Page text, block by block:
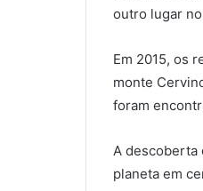
outro lugar
Em 2015, os
monte
foram
A descoberta
planeta em